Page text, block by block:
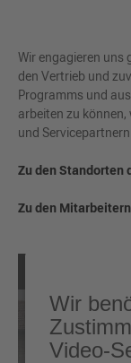
Wir engagieren uns
den Vertrieb und
Programms und
arbeiten zu
und
Zu den Standorten
Zu den
Wir
Video-